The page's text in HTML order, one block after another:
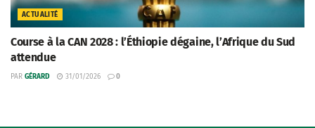
ACTUALITÉ
Course à la CAN 2028 : l’Éthiopie dégaine, l’Afrique du Sud
attendue
PAR GÉRARD 31/01/2026 0